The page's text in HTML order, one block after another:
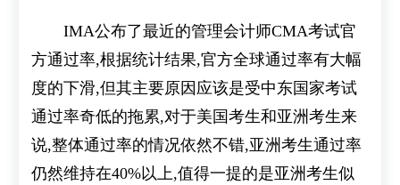
IMA公布了最近的管理会计师CMA考试官
方通过率,根据统计结果,官方全球通过率有大幅
度的下滑,但其主要原因应该是受中东国家考试
通过率奇低的拖累,对于美国考生和亚洲考生来
说,整体通过率的情况依然不错,亚洲考生通过率
仍然维持在40%以上,值得一提的是亚洲考生似